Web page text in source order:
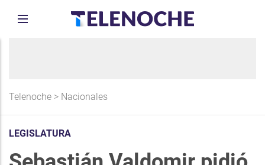
Telenoche > Nacionales
LEGISLATURA